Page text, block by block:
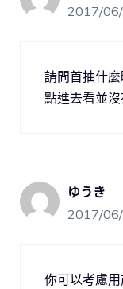
2017/
請問首抽什
點進去看並
ゆうき
2017/
你可以考慮